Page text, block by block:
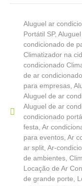
Aluguel ar
Portátil SP,
condicionado de
Climatizador na
condicionado
de ar
para empresas,
Aluguel de ar
Aluguel de ar
condicionado
festa, Ar
para eventos, Ar
ar split, Ar-
de ambientes,
Locação de Ar
de grande porte,